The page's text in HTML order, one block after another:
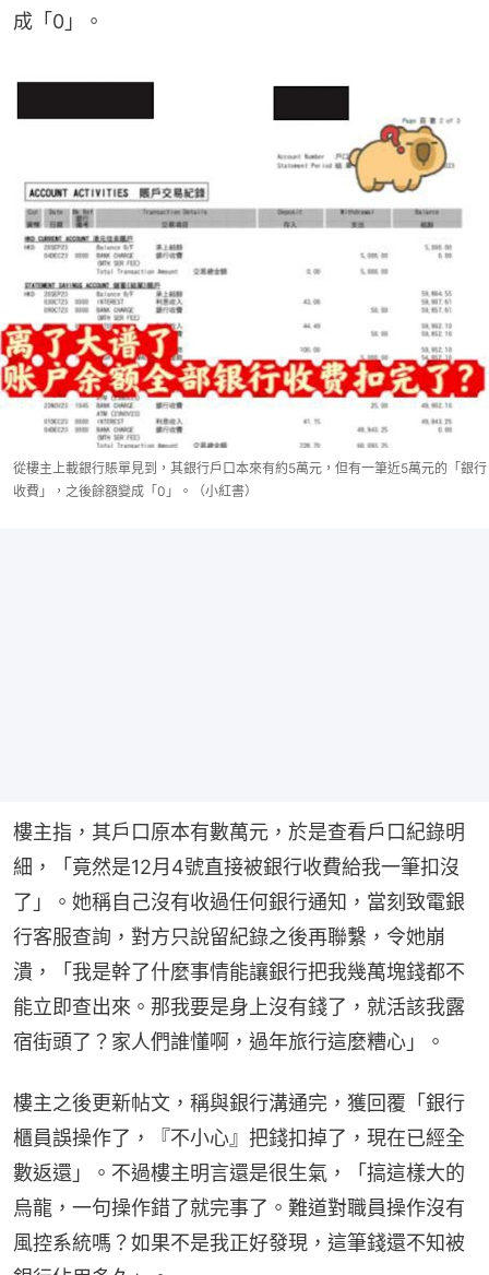
成「0」。
從樓主上載銀行賬單見到，其銀行戶口本來有約5萬元，但有一筆近5萬元的「銀行
收費」，之後餘額變成「0」。（小紅書）
樓主指，其戶口原本有數萬元，於是查看戶口紀錄明
細，「竟然是12月4號直接被銀行收費給我一筆扣沒
了」。她稱自己沒有收過任何銀行通知，當刻致電銀
行客服查詢，對方只說留紀錄之後再聯繫，令她崩
潰，「我是幹了什麼事情能讓銀行把我幾萬塊錢都不
能立即查出來。那我要是身上沒有錢了，就活該我露
宿街頭了？家人們誰懂啊，過年旅行這麼糟心」。
樓主之後更新帖文，稱與銀行溝通完，獲回覆「銀行
櫃員誤操作了，『不小心』把錢扣掉了，現在已經全
數返還」。不過樓主明言還是很生氣，「搞這樣大的
烏龍，一句操作錯了就完事了。難道對職員操作沒有
風控系統嗎？如果不是我正好發現，這筆錢還不知被